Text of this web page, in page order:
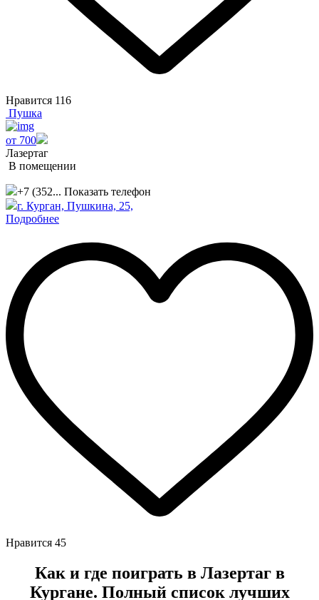
Нравится 116
Пушка
от 700
Лазертаг
В помещении
+7 (352... Показать телефон
г. Курган, Пушкина, 25​,
Подробнее
Нравится 45
Как и где поиграть в Лазертаг в
Кургане. Полный список лучших